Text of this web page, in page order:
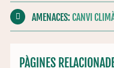
AMENACES: CANVI
PÀGINES